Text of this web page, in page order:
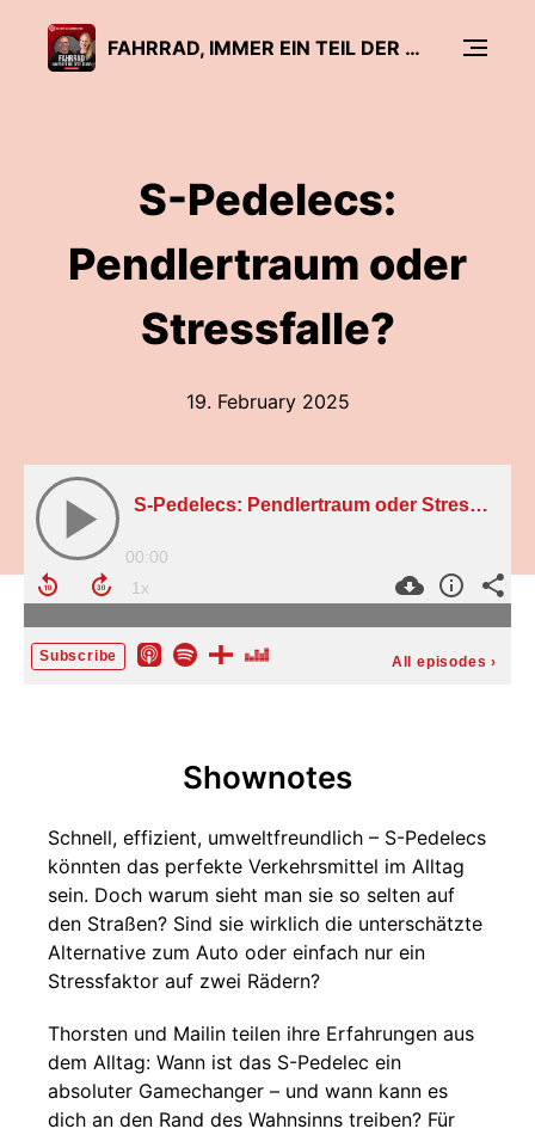
FAHRRAD, IMMER EIN TEIL DER LÖSUNG
S-Pedelecs:
Pendlertraum oder
Stressfalle?
19. February 2025
S-Pedelecs: Pendlertraum oder Stressfalle?
00:00
Subscribe All episodes ›
Shownotes
Schnell, effizient, umweltfreundlich – S-Pedelecs
könnten das perfekte Verkehrsmittel im Alltag
sein. Doch warum sieht man sie so selten auf
den Straßen? Sind sie wirklich die unterschätzte
Alternative zum Auto oder einfach nur ein
Stressfaktor auf zwei Rädern?
Thorsten und Mailin teilen ihre Erfahrungen aus
dem Alltag: Wann ist das S-Pedelec ein
absoluter Gamechanger – und wann kann es
dich an den Rand des Wahnsinns treiben? Für